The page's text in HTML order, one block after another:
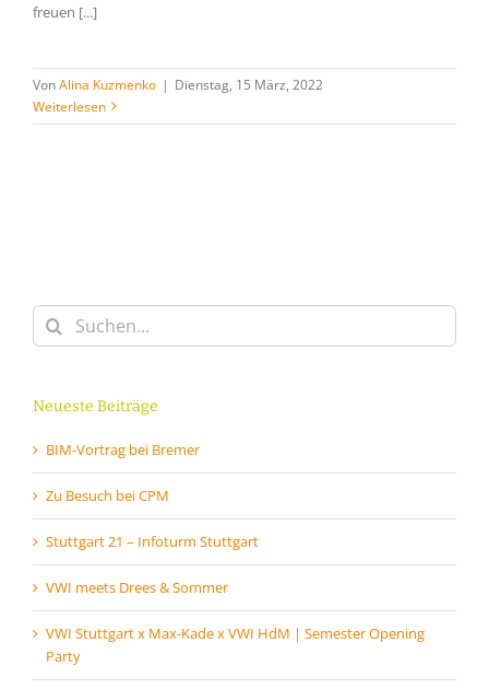
freuen [...]
VonAlina Kuzmenko | Dienstag, 15 März, 2022
Weiterlesen
Suche
nach:
Neueste Beiträge
BIM-Vortrag bei Bremer
Zu Besuch bei CPM
Stuttgart 21 – Infoturm Stuttgart
VWI meets Drees & Sommer
VWI Stuttgart x Max-Kade x VWI HdM | Semester Opening
Party